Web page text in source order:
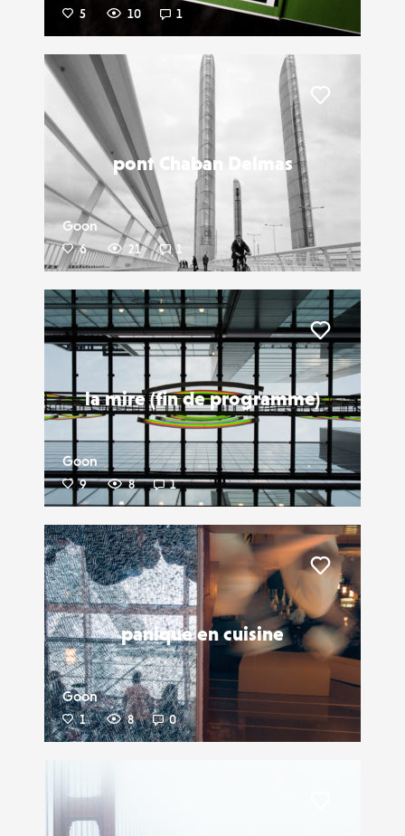
5 10 1
pont Chaban Delmas
Goon
6 21 1
la mire (fin de programme)
Goon
9 8 1
Liker
panique en cuisine
Goon
1 8 0